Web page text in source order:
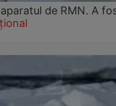
de RMN. A